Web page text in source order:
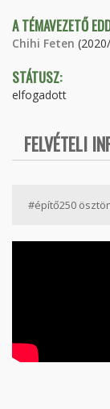
A TÉMAVEZETŐ
Chihi Feten
STÁTUSZ:
elfogadott
FELVÉTELI
#építő250